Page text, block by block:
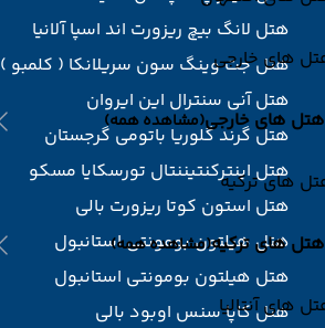
های خارجی
هتل های خارجی(مشاهده همه)
های ترکیه
هتل های ترکیه(مشاهده همه)
های آنتالیا
هتل لانگ بیچ ریزورت اند اسپا آلانیا
هتل جت وینگ سون سریلانکا ( کلمبو )
هتل آنی سنترال این ایروان
هتل گرند گلوریا باتومی گرجستان
هتل اینترکنتیننتال تورسکایا مسکو
هتل استون کوتا ریزورت بالی
هتل هیلتون بومونتی استانبول
هتل هیلتون بومونتی استانبول
هتل کاپا سنس اوبود بالی